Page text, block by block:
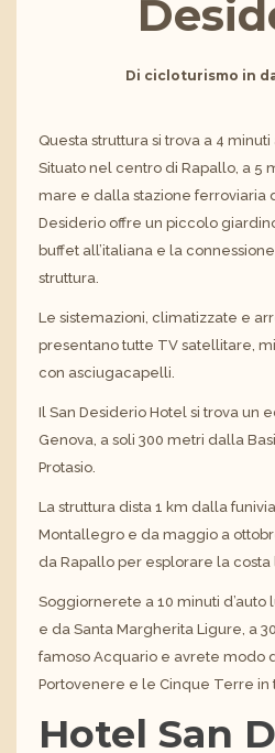
Di cicloturismo in
Questa struttura si trova a 4
Situato nel centro di Rapallo, a 5
mare e dalla stazione ferroviaria
Desiderio offre un piccolo
buffet all’italiana e la
struttura.
Le sistemazioni, climatizzate e
presentano tutte TV satellitare,
con asciugacapelli.
Il San Desiderio Hotel si trova un
Genova, a soli 300 metri dalla
Protasio.
La struttura dista 1 km dalla
Montallegro e da maggio a
da Rapallo per esplorare la costa
Soggiornerete a 10 minuti d’auto
e da Santa Margherita Ligure, a
famoso Acquario e avrete modo
Portovenere e le Cinque Terre in
Hotel San